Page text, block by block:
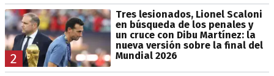
2
Tres lesionados, Lionel Scaloni
en búsqueda de los penales y
un cruce con Dibu Martínez: la
nueva versión sobre la final del
Mundial 2026